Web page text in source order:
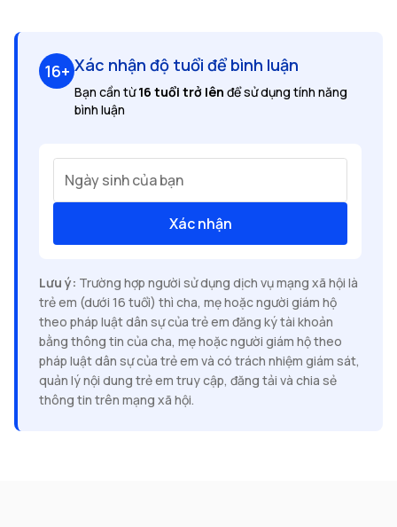
16+ Xác nhận độ tuổi để bình luận
Bạn cần từ16 tuổi trở lên để sử dụng tính năng
bình luận
Ngày sinh của bạn
Xác nhận
Lưu ý: Trường hợp người sử dụng dịch vụ mạng xã hội là
trẻ em (dưới 16 tuổi) thì cha, mẹ hoặc người giám hộ
theo pháp luật dân sự của trẻ em đăng ký tài khoản
bằng thông tin của cha, mẹ hoặc người giám hộ theo
pháp luật dân sự của trẻ em và có trách nhiệm giám sát,
quản lý nội dung trẻ em truy cập, đăng tải và chia sẻ
thông tin trên mạng xã hội.